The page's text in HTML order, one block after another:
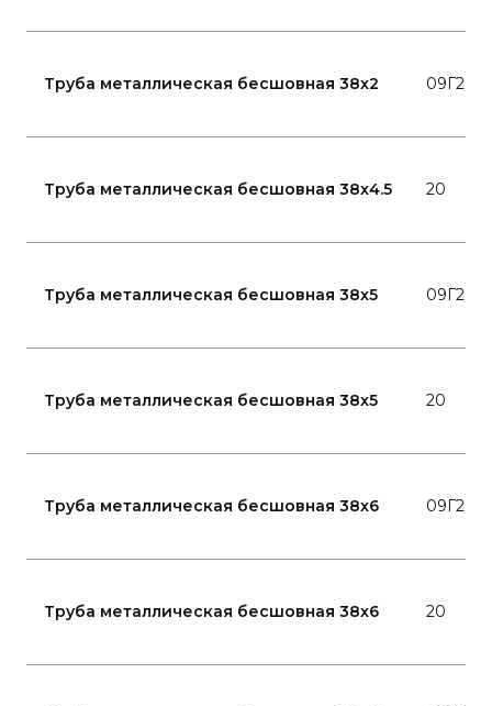
Труба металлическая бесшовная 38x2 09Г2С
Труба металлическая бесшовная 38x4.5 20
Труба металлическая бесшовная 38x5 09Г2С
Труба металлическая бесшовная 38x5 20
Труба металлическая бесшовная 38x6 09Г2С
Труба металлическая бесшовная 38x6 20